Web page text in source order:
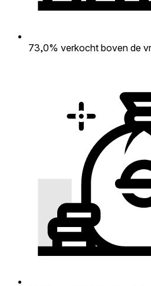
73,0% verkocht boven de